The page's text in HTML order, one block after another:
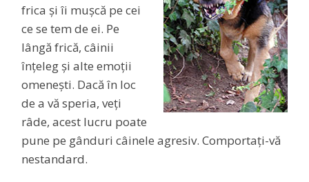
frica și îi mușcă pe cei
ce se tem de ei. Pe
lângă frică, câinii
înțeleg și alte emoții
omenești. Dacă în loc
de a vă speria, veți
râde, acest lucru poate
pune pe gânduri câinele agresiv. Comportați-vă
nestandard.